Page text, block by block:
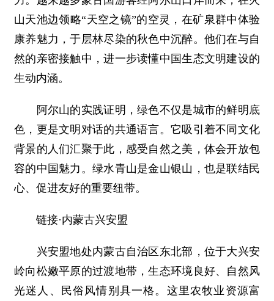
山天池边领略“天空之镜”的空灵，在矿泉群中体验
康养魅力，于层林尽染的秋色中沉醉。他们在与自
然的亲密接触中，进一步读懂中国生态文明建设的
生动内涵。
阿尔山的实践证明，绿色不仅是城市的鲜明底
色，更是文明对话的共通语言。它吸引着不同文化
背景的人们汇聚于此，感受自然之美，体会开放包
容的中国魅力。绿水青山是金山银山，也是联结民
心、促进友好的重要纽带。
链接·内蒙古兴安盟
兴安盟地处内蒙古自治区东北部，位于大兴安
岭向松嫩平原的过渡地带，生态环境良好、自然风
光迷人、民俗风情别具一格。这里农牧业资源富